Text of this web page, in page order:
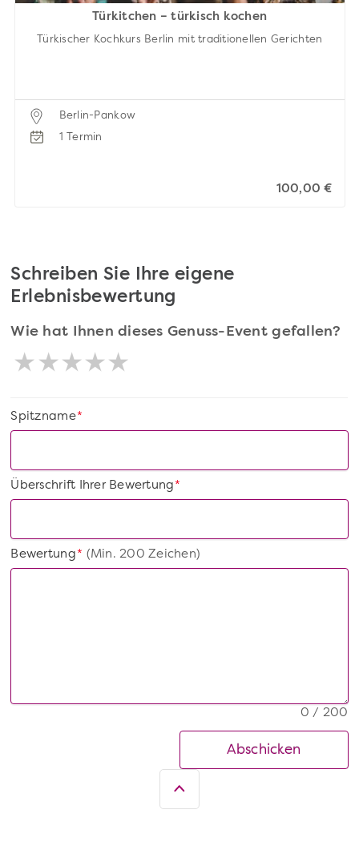
Türkitchen – türkisch kochen
Türkischer Kochkurs Berlin mit traditionellen Gerichten
Berlin-Pankow
1 Termin
100,00 €
Schreiben Sie Ihre eigene
Erlebnisbewertung
Wie hat Ihnen dieses Genuss-Event gefallen?
*
Spitzname
*
Überschrift Ihrer Bewertung
*
Bewertung(Min. 200 Zeichen)
0 / 200
Abschicken